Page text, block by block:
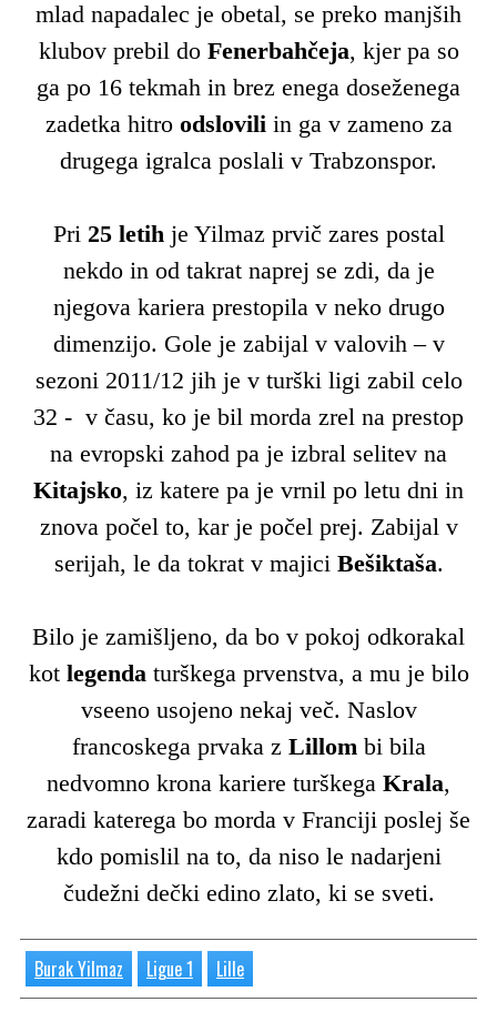
mlad napadalec je obetal, se preko manjših
klubov prebil do Fenerbahčeja, kjer pa so
ga po 16 tekmah in brez enega doseženega
zadetka hitro odslovili in ga v zameno za
drugega igralca poslali v Trabzonspor.
Pri 25 letih je Yilmaz prvič zares postal
nekdo in od takrat naprej se zdi, da je
njegova kariera prestopila v neko drugo
dimenzijo. Gole je zabijal v valovih – v
sezoni 2011/12 jih je v turški ligi zabil celo
32 - v času, ko je bil morda zrel na prestop
na evropski zahod pa je izbral selitev na
Kitajsko, iz katere pa je vrnil po letu dni in
znova počel to, kar je počel prej. Zabijal v
serijah, le da tokrat v majici Bešiktaša.
Bilo je zamišljeno, da bo v pokoj odkorakal
kot legenda turškega prvenstva, a mu je bilo
vseeno usojeno nekaj več. Naslov
francoskega prvaka z Lillom bi bila
nedvomno krona kariere turškega Krala,
zaradi katerega bo morda v Franciji poslej še
kdo pomislil na to, da niso le nadarjeni
čudežni dečki edino zlato, ki se sveti.
Burak Yilmaz Ligue 1 Lille